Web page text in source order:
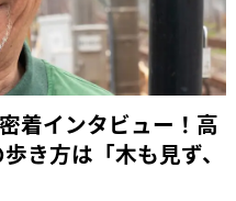
着インタビュー！高
き方は「木も見ず、